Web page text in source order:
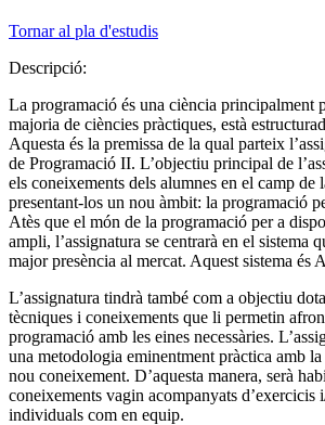
Tornar al pla d'estudis
Descripció:
La programació és una ciència principalment
majoria de ciències pràctiques, està
Aquesta és la premissa de la qual parteix
de Programació II. L’objectiu principal de
els coneixements dels alumnes en el camp de
presentant-los un nou àmbit: la programació
Atès que el món de la programació per a
ampli, l’assignatura se centrarà en el sistema
major presència al mercat. Aquest sistema és
L’assignatura tindrà també com a objectiu
tècniques i coneixements que li permetin
programació amb les eines necessàries.
una metodologia eminentment pràctica amb
nou coneixement. D’aquesta manera, serà
coneixements vagin acompanyats d’exercicis
individuals com en equip.